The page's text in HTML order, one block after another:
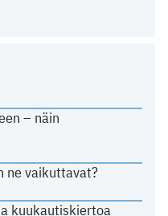
– näin
ne vaikuttavat?
kuukautiskiertoa